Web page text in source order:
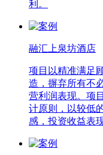
利。
融汇上泉坊酒店
项目以精准满足
造，摒弃所有不
营利润表现。项
计原则，以较低
感，投资收益表